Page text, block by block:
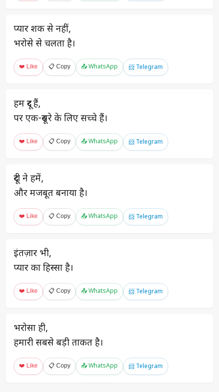
प्यार शक से नहीं,
भरोसे से चलता है।
❤️ Like 📋 Copy 📤 WhatsApp 📨 Telegram
हम दूर हैं,
पर एक-दूसरे के लिए सच्चे हैं।
❤️ Like 📋 Copy 📤 WhatsApp 📨 Telegram
दूरी ने हमें,
और मजबूत बनाया है।
❤️ Like 📋 Copy 📤 WhatsApp 📨 Telegram
इंतज़ार भी,
प्यार का हिस्सा है।
❤️ Like 📋 Copy 📤 WhatsApp 📨 Telegram
भरोसा ही,
हमारी सबसे बड़ी ताकत है।
❤️ Like 📋 Copy 📤 WhatsApp 📨 Telegram